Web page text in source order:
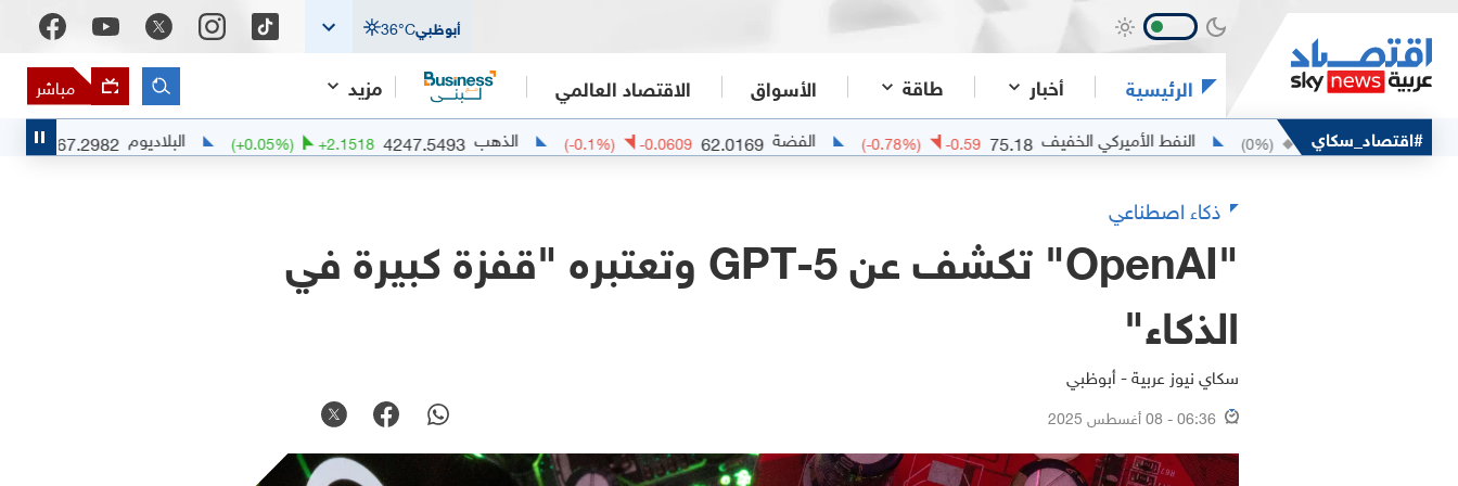
أبوظبي 36°C
الرئيسية أخبار طاقة الأسواق الاقتصاد العالمي مزيد مباشر
#اقتصاد_سكاي
0
(0%) النفط الأميركي الخفيف 75.18
-0.59
(-0.78%) الفضة 62.0169
-0.0609
(-0.1 %) الذهب 4247.5493
+2.1518
(+0.05 %) البلاديوم 1367.2982
+3.8971
%)
ذكاء اصطناعي
"OpenAI" تكشف عن GPT-5 وتعتبره "قفزة كبيرة في
الذكاء"
سكاي نيوز عربية - أبوظبي
06:36 - 08 أغسطس 2025